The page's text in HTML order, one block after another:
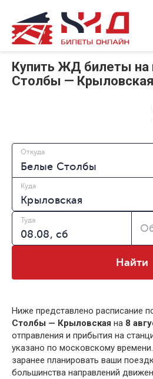
Купить ЖД билеты
Столбы — Крыловская
Откуда
Куда
Туда
Найти
Ниже представлено расписание
Столбы — Крыловская на 8
отправления и прибытия на
указано по московскому
заранее планировать ваши
большинства направлений